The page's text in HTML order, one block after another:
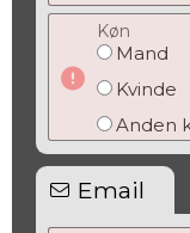
Køn
Mand
Kvinde
Anden
Email